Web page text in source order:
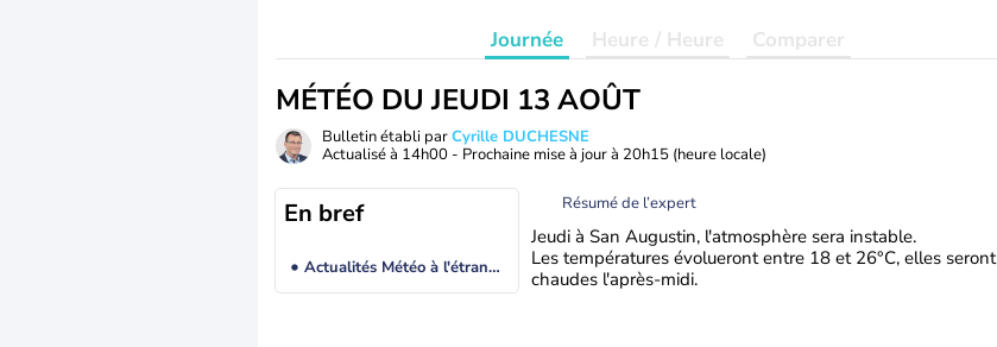
Journée Heure / Heure Comparer
MÉTÉO DU JEUDI 13 AOÛT
Bulletin établi parCyrille DUCHESNE
Actualisé à 14h00 - Prochaine mise à jour à 20h15 (heure locale)
En bref
Actualités Météo à l'étranger
Résumé de l’expert
Jeudi à San Augustin, l'atmosphère sera instable.
Les températures évolueront entre 18 et 26°C, elles seront
chaudes l'après-midi.